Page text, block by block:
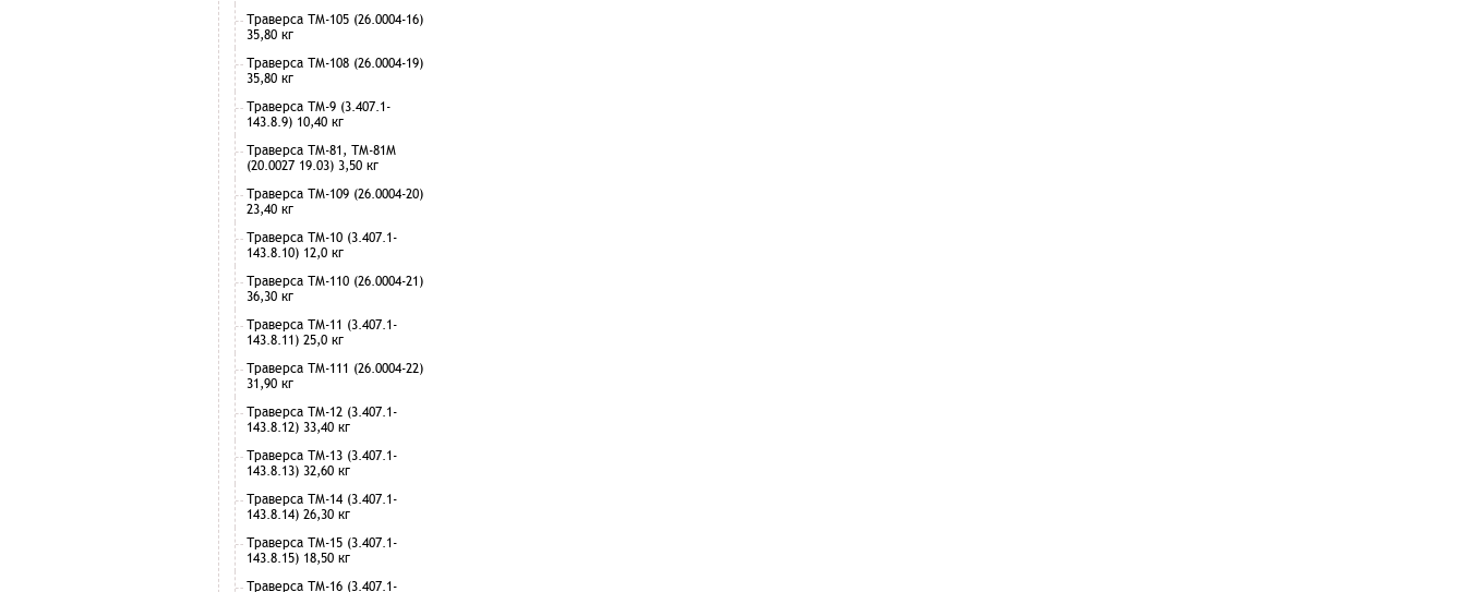
Траверса ТМ-105 (26.0004-16)
35,80 кг
Траверса ТМ-108 (26.0004-19)
35,80 кг
Траверса ТМ-9 (3.407.1-
143.8.9) 10,40 кг
Траверса ТМ-81, ТМ-81М
(20.0027 19.03) 3,50 кг
Траверса ТМ-109 (26.0004-20)
23,40 кг
Траверса ТМ-10 (3.407.1-
143.8.10) 12,0 кг
Траверса ТМ-110 (26.0004-21)
36,30 кг
Траверса ТМ-11 (3.407.1-
143.8.11) 25,0 кг
Траверса ТМ-111 (26.0004-22)
31,90 кг
Траверса ТМ-12 (3.407.1-
143.8.12) 33,40 кг
Траверса ТМ-13 (3.407.1-
143.8.13) 32,60 кг
Траверса ТМ-14 (3.407.1-
143.8.14) 26,30 кг
Траверса ТМ-15 (3.407.1-
143.8.15) 18,50 кг
Траверса ТМ-16 (3.407.1-